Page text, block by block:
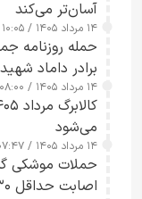
آسان‌تر می‌کند
۱۴ مرداد ۱۴۰۵ / ۱۰:۰۵
حمله روزنامه
برادر داماد
۱۴ مرداد ۱۴۰۵ / ۰۸:۰۰
می‌شود
۱۴ مرداد ۱۴۰۵ / ۰۷:۴۷
حملات موشکی
اصابت حداقل ۳۰ موشک بالستیک+ ویدیو